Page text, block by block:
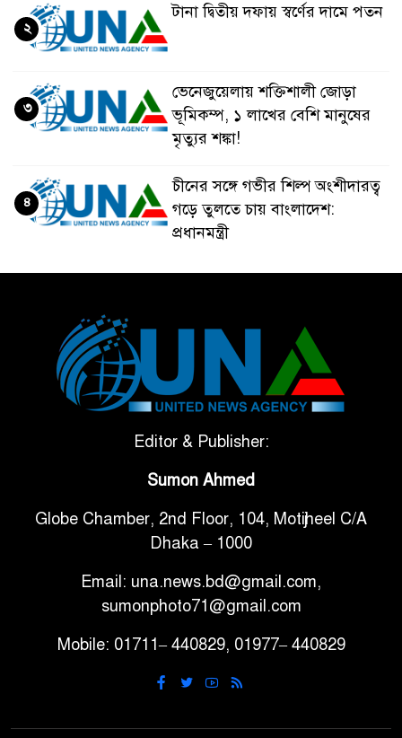
টানা দ্বিতীয় দফায় স্বর্ণের দামে পতন
২
ভেনেজুয়েলায় শক্তিশালী জোড়া
ভূমিকম্প, ১ লাখের বেশি মানুষের
মৃত্যুর শঙ্কা!
৩
চীনের সঙ্গে গভীর শিল্প অংশীদারত্ব
গড়ে তুলতে চায় বাংলাদেশ:
প্রধানমন্ত্রী
৪
টানা ৩ ম্যাচে গোল ভিনির, ইতিহাস
বলছে বিশ্বকাপ জিতবে ব্রাজিল
সরকারি ৩শ কেজি বই বিক্রির
গাড়ি বিক্রির পর মালিকানা
পরিবর্তনে কঠোর নির্দেশনা
আ.লীগ ও বিএনপির বিরুদ্ধে
নাহিদ
ঢাবিতে মাথায় কাঁঠাল পড়ে মালির
Editor & Publisher:
Sumon Ahmed
Globe Chamber, 2nd Floor, 104, Motijheel C/A
Dhaka – 1000
Email: una.news.bd@gmail.com,
sumonphoto71@gmail.com
Mobile: 01711– 440829, 01977– 440829